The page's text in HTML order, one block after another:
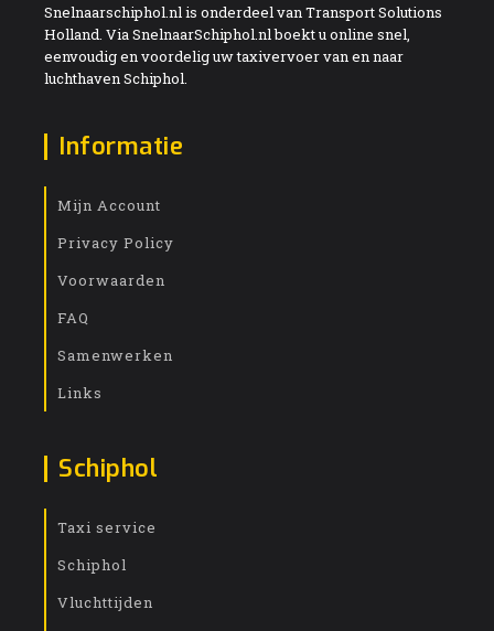
Snelnaarschiphol.nl is onderdeel van Transport Solutions
Holland. Via SnelnaarSchiphol.nl boekt u online snel,
eenvoudig en voordelig uw taxivervoer van en naar
luchthaven Schiphol.
Informatie
Mijn Account
Privacy Policy
Voorwaarden
FAQ
Samenwerken
Links
Schiphol
Taxi service
Schiphol
Vluchttijden